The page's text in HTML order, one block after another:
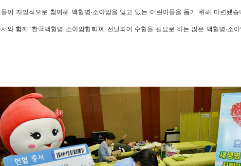
이 자발적으로 참여해 백혈병∙소아암을 앓고 있는 어린이들을 돕기 위해 마련됐습
와 함께 ‘한국백혈병 소아암협회’에 전달되어 수혈을 필요로 하는 많은 백혈병∙소